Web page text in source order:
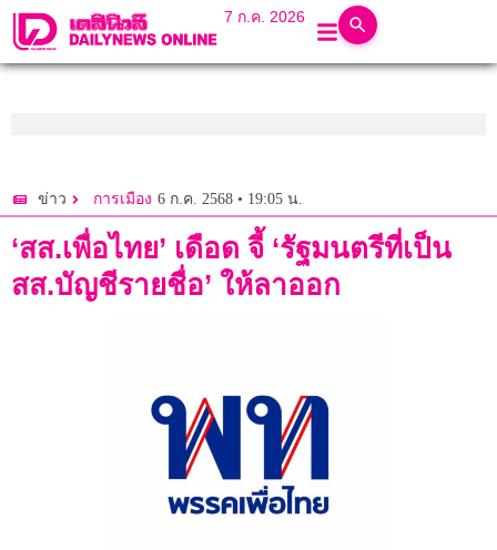
7 ก.ค. 2026
ข่าว การเมือง 6 ก.ค. 2568 • 19:05 น.
‘สส.เพื่อไทย’ เดือด จี้ ‘รัฐมนตรีที่เป็น
สส.บัญชีรายชื่อ’ ให้ลาออก